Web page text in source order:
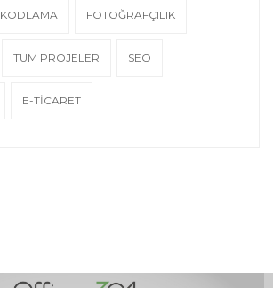
KODLAMA FOTOĞRAFÇILIK
TÜM PROJELER SEO
E-TİCARET